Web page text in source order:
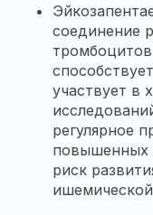
соединение
участвует в
регулярное
повышенных
риск